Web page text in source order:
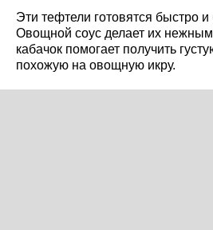
Эти тефтели готовятся быстро
Овощной соус делает их
кабачок помогает получить
похожую на овощную икру.